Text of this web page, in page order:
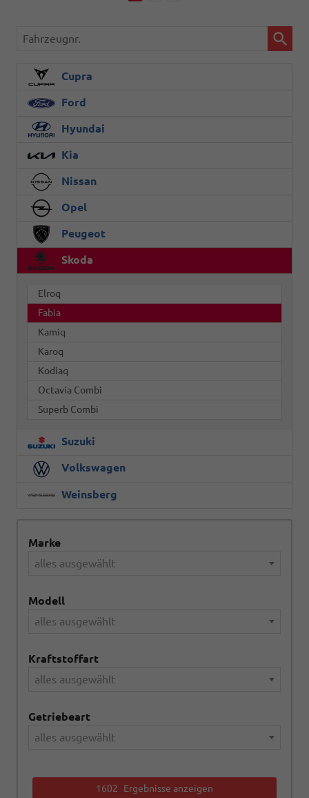
Fahrzeugnr.
Cupra
Ford
Hyundai
Kia
Nissan
Opel
Peugeot
Skoda
Elroq
Fabia
Kamiq
Karoq
Kodiaq
Octavia Combi
Superb Combi
Suzuki
Volkswagen
Weinsberg
Marke
alles ausgewählt
Modell
alles ausgewählt
Kraftstoffart
alles ausgewählt
Getriebeart
alles ausgewählt
1602 Ergebnisse anzeigen